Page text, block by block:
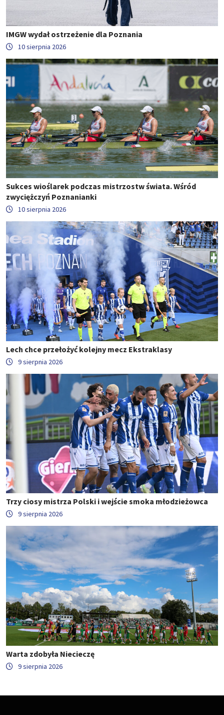
IMGW wydał ostrzeżenie dla Poznania
10 sierpnia 2026
Sukces wioślarek podczas mistrzostw świata. Wśród
zwyciężczyń Poznanianki
10 sierpnia 2026
Lech chce przełożyć kolejny mecz Ekstraklasy
9 sierpnia 2026
Trzy ciosy mistrza Polski i wejście smoka młodzieżowca
9 sierpnia 2026
Warta zdobyła Niecieczę
9 sierpnia 2026